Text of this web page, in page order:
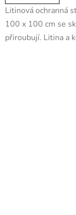
Litinová ochranná
100 x 100 cm se
přiroubují. Litina a